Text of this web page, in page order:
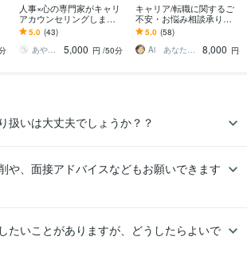
人事×心の専門家がキャリ
アカウンセリングします
仕事とプライベート・感
情を整えて、次の判断軸
を明確にします
5.0 (43)
あやかのお悩み相談室
5,000 円 /50分
キャリア/転職に関するご
不安・お悩み相談承りま
す 2週間チャットで質問し
放題。顔出し無しでOK
5.0 (58)
Ai あなたの人生に寄り添うカウンセラー
8,000 円
扱いは大丈夫でしょうか？？
や、面接アドバイスなどもお願いできます
たいことがありますが、どうしたらよいで